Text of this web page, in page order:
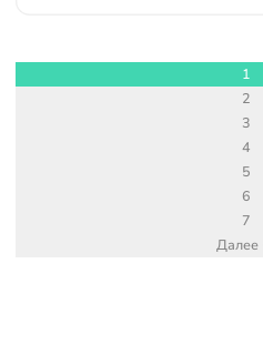
1
2
3
4
5
6
7